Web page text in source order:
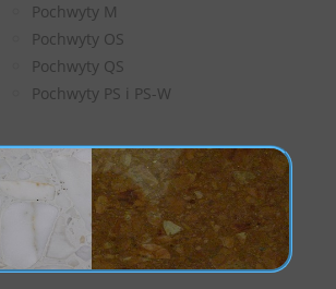
Pochwyty M
Pochwyty OS
Pochwyty QS
Pochwyty PS i PS-W